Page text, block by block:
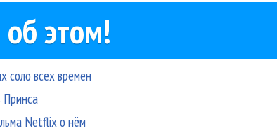
этом!
соло всех времен
Принса
Netflix о нём